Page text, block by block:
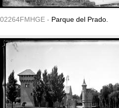
02264FMHGE - Parque del Prado.